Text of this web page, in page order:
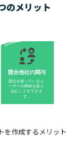
のメリット
を作成するメリット